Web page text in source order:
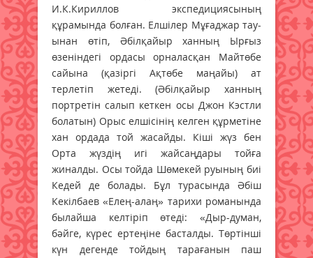
И.К.Кириллов экспедициясының
құрамында болған. Елшілер Мұғаджар тау­
ынан өтіп, Әбілқайыр ханның Ырғыз
өзеніндегі ордасы орналасқан Майтөбе
сайына (қазіргі Ақтөбе маңайы) ат
терлетіп жетеді. (Әбілқайыр ханның
портретін салып кеткен осы Джон Кэстли
болатын) Орыс елшісінің келген құрметіне
хан ордада той жасайды. Кіші жүз бен
Орта жүздің игі жайсаңдары тойға
жиналды. Осы тойда Шөмекей руының биі
Кедей де болады. Бұл турасында Әбіш
Кекілбаев «Елең-алаң» тарихи романында
былайша келтіріп өтеді: «Дыр-думан,
бәйге, күрес ертеңіне бас­талды. Төртінші
күн дегенде тойдың тарағанын паш